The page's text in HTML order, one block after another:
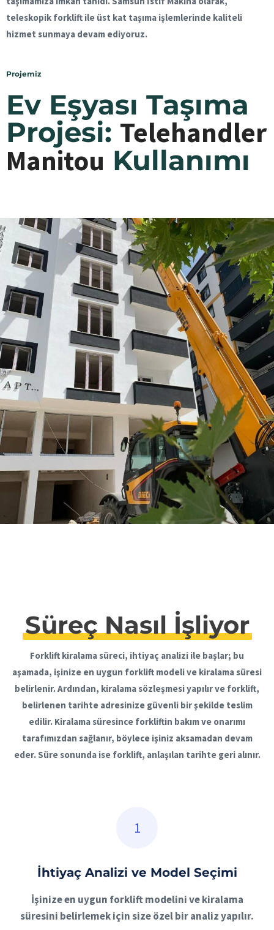
teleskopik forklift ile üst kat taşıma işlemlerinde kaliteli
hizmet sunmaya devam ediyoruz.
Projemiz
Ev Eşyası Taşıma
Projesi: Telehandler
Manitou Kullanımı
Süreç Nasıl İşliyor
Forklift kiralama süreci, ihtiyaç analizi ile başlar; bu
aşamada, işinize en uygun forklift modeli ve kiralama süresi
belirlenir. Ardından, kiralama sözleşmesi yapılır ve forklift,
belirlenen tarihte adresinize güvenli bir şekilde teslim
edilir. Kiralama süresince forkliftin bakım ve onarımı
tarafımızdan sağlanır, böylece işiniz aksamadan devam
eder. Süre sonunda ise forklift, anlaşılan tarihte geri alınır.
İhtiyaç Analizi ve Model Seçimi
İşinize en uygun forklift modelini ve kiralama
süresini belirlemek için size özel bir analiz yapılır.